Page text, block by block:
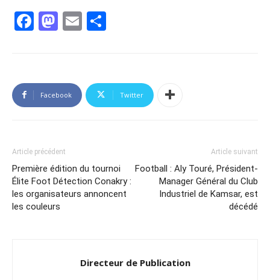
Facebook
Mastodon
Email
Facebook Twitter
Article précédent
Première édition du tournoi
Élite Foot Détection Conakry :
les organisateurs annoncent
les couleurs
Article suivant
Football : Aly Touré, Président-
Manager Général du Club
Industriel de Kamsar, est
décédé
Directeur de Publication